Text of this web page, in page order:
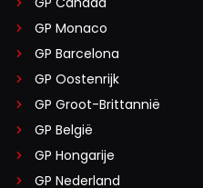
GP Monaco
GP Barcelona
GP Oostenrijk
GP Groot-Brittannië
GP België
GP Hongarije
GP Nederland